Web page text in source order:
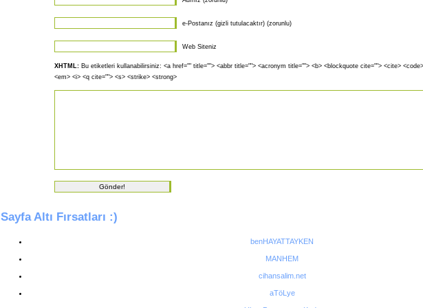
e-Postanız (gizli tutulacaktır) (zorunlu)
Web Siteniz
XHTML:Bu etiketleri kullanabilirsiniz: <a href="" title=""> <abbr title=""> <acronym title=""> <b> <blockquote cite=""> <cite>
<em> <i> <q cite=""> <s> <strike> <strong>
Sayfa Altı Fırsatları :)
benHAYATTAYKEN
MANHEM
cihansalim.net
aTöLye